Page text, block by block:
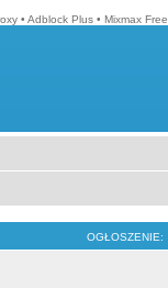
• Adblock Plus • Mixmax Free
OGŁOSZENIE: